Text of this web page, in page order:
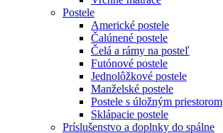
Postele
Americké postele
Čalúnené postele
Čelá a rámy na posteľ
Futónové postele
Jednolôžkové postele
Manželské postele
Postele s úložným priestorom
Sklápacie postele
Príslušenstvo a doplnky do spálne